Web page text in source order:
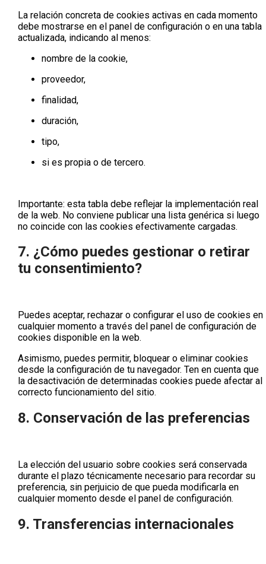
La relación concreta de cookies activas en cada momento
debe mostrarse en el panel de configuración o en una tabla
actualizada, indicando al menos:
nombre de la cookie,
proveedor,
finalidad,
duración,
tipo,
si es propia o de tercero.
Importante: esta tabla debe reflejar la implementación real
de la web. No conviene publicar una lista genérica si luego
no coincide con las cookies efectivamente cargadas.
7. ¿Cómo puedes gestionar o retirar
tu consentimiento?
Puedes aceptar, rechazar o configurar el uso de cookies en
cualquier momento a través del panel de configuración de
cookies disponible en la web.
Asimismo, puedes permitir, bloquear o eliminar cookies
desde la configuración de tu navegador. Ten en cuenta que
la desactivación de determinadas cookies puede afectar al
correcto funcionamiento del sitio.
8. Conservación de las preferencias
La elección del usuario sobre cookies será conservada
durante el plazo técnicamente necesario para recordar su
preferencia, sin perjuicio de que pueda modificarla en
cualquier momento desde el panel de configuración.
9. Transferencias internacionales